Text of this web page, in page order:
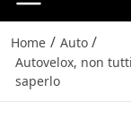
Home / Auto /
Autovelox, non
saperlo